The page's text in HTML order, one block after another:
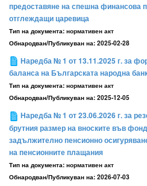
предоставяне на спешна финансова
отглеждащи царевица
Тип на документа: нормативен акт
Обнародван/Публикуван на: 2025-02-28
Наредба № 1 от 13.11.2025 г. за
баланса на Българската народна
Тип на документа: нормативен акт
Обнародван/Публикуван на: 2025-12-05
Наредба № 1 от 23.06.2026 г. за
брутния размер на вноските във
задължително пенсионно
на пенсионните плащания
Тип на документа: нормативен акт
Обнародван/Публикуван на: 2026-07-03